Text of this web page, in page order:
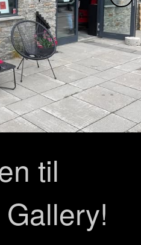
til